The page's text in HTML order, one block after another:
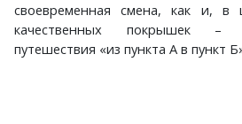
своевременная смена, как и, в
качественных покрышек –
путешествия «из пункта А в пункт